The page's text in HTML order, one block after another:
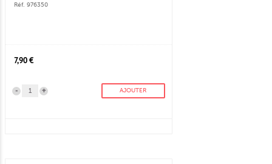
Réf. 976350
7,90 €
+
- AJOUTER